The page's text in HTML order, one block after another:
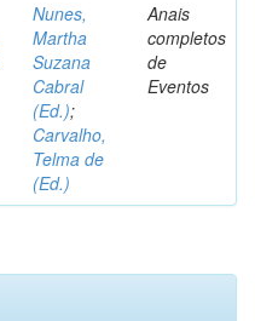
Nunes,
Martha
Suzana
Cabral
(Ed.);
Carvalho,
Telma de
(Ed.)
Anais
completos
de
Eventos